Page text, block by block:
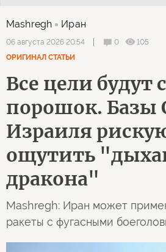
Mashregh Иран
06 августа 2026 20:54 0
105
ОРИГИНАЛ СТАТЬИ
Все цели будут
порошок.
Израиля
ощутить
дракона"
Mashregh: Иран может
ракеты с фугасными